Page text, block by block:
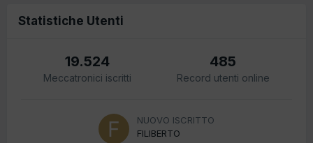
Statistiche Utenti
19.524
Meccatronici iscritti
485
Record utenti online
NUOVO ISCRITTO
FILIBERTO